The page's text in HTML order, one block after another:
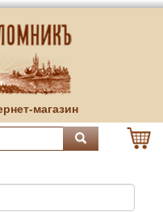
магазин